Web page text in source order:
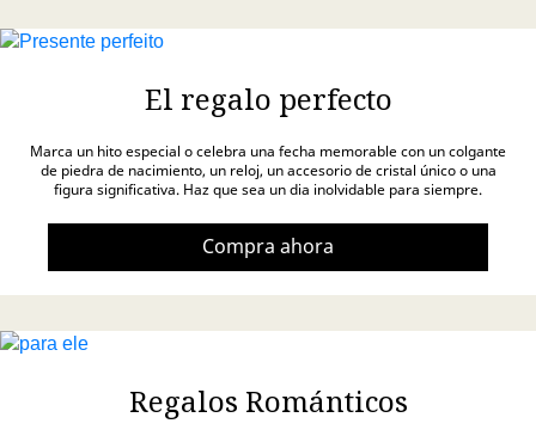
El regalo perfecto
Marca un hito especial o celebra una fecha memorable con un colgante
de piedra de nacimiento, un reloj, un accesorio de cristal único o una
figura significativa. Haz que sea un dia inolvidable para siempre.
Compra ahora
Regalos Románticos